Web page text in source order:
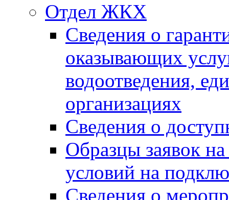
Отдел ЖКХ
Сведения о
оказывающих
водоотведения,
организациях
Сведения о
Образцы заявок
условий на
Сведения о